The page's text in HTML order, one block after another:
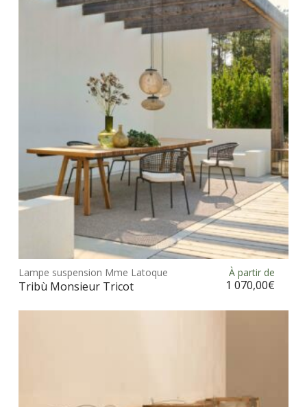
Les
être
sur
la
du
Choix des options
Ce
Lampe suspension Mme Latoque
Tribù Monsieur Tricot
À partir de
1 070,00€